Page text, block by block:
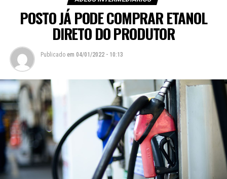
POSTO JÁ PODE COMPRAR ETANOL
DIRETO DO PRODUTOR
Publicado em 04/01/2022 - 10:13